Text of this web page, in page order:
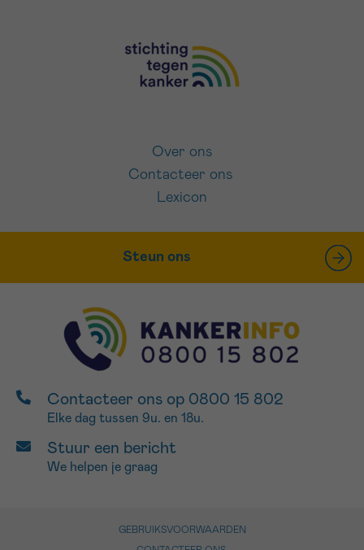
Over ons
Contacteer ons
Lexicon
Steun ons
Contacteer ons op 0800 15 802
Elke dag tussen 9u. en 18u.
Stuur een bericht
We helpen je graag
GEBRUIKSVOORWAARDEN